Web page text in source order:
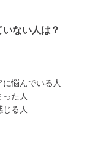
ない人は？
に悩んでいる人
った人
じる人